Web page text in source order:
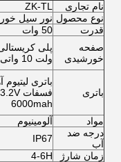
نام تجاری
ZK-TL
نوع محصول نور سیل
قدرت
50 وات
صفحه
خورشیدی
ولت 10 واتی
باتری
باتری لیتیوم
فسفات 3.2V
6000mah
مواد
آلومینیوم
درجه ضد
آب
IP67
زمان شارژ
4-6H